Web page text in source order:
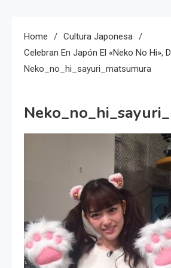
Home
Cultura Japonesa
Celebran En Japón El «neko No Hi»,
Neko_no_hi_sayuri_matsumura